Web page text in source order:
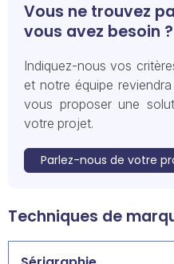
Vous ne trouvez
vous avez besoin ?
Indiquez-nous vos
et notre équipe
vous proposer une
votre projet.
Parlez-nous de votre
Techniques de